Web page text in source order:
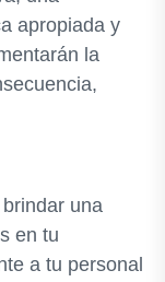
apropiada y
la
una
en tu
a tu personal